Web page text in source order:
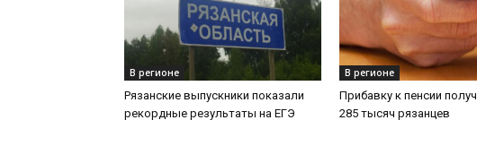
В регионе
Рязанские выпускники показали
рекордные результаты на ЕГЭ
В регионе
Прибавку к пенсии
285 тысяч рязанцев